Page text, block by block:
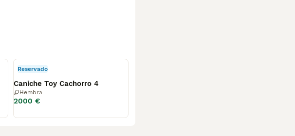
Reservado
Caniche Toy Cachorro 4
Hembra
2000 €